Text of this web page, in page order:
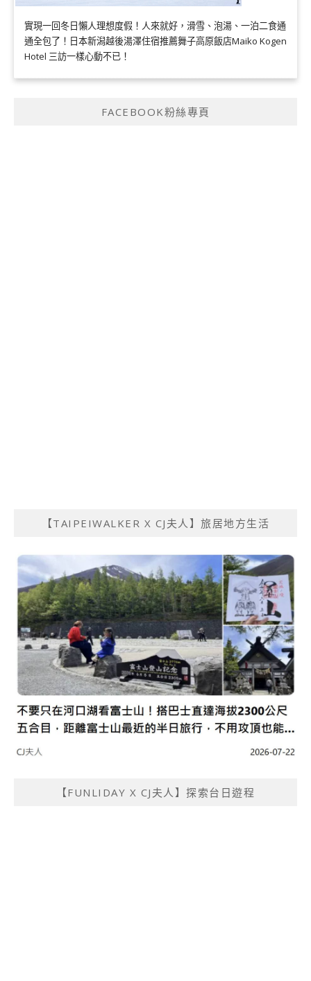
實現一回冬日懶人理想度假！人來就好，滑雪、泡湯、一泊二食通
通全包了！日本新潟越後湯澤住宿推薦舞子高原飯店Maiko Kogen
Hotel 三訪一樣心動不已！
FACEBOOK粉絲專頁
【TAIPEIWALKER X CJ夫人】旅居地方生活
【FUNLIDAY X CJ夫人】探索台日遊程